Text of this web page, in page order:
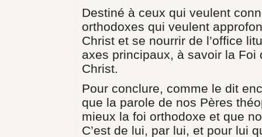
Destiné à ceux qui veulent
orthodoxes qui veulent
Christ et se nourrir de l’office
axes principaux, à savoir la Foi
Christ.
Pour conclure, comme le dit
que la parole de nos Pères
mieux la foi orthodoxe et que
C’est de lui, par lui, et pour lui